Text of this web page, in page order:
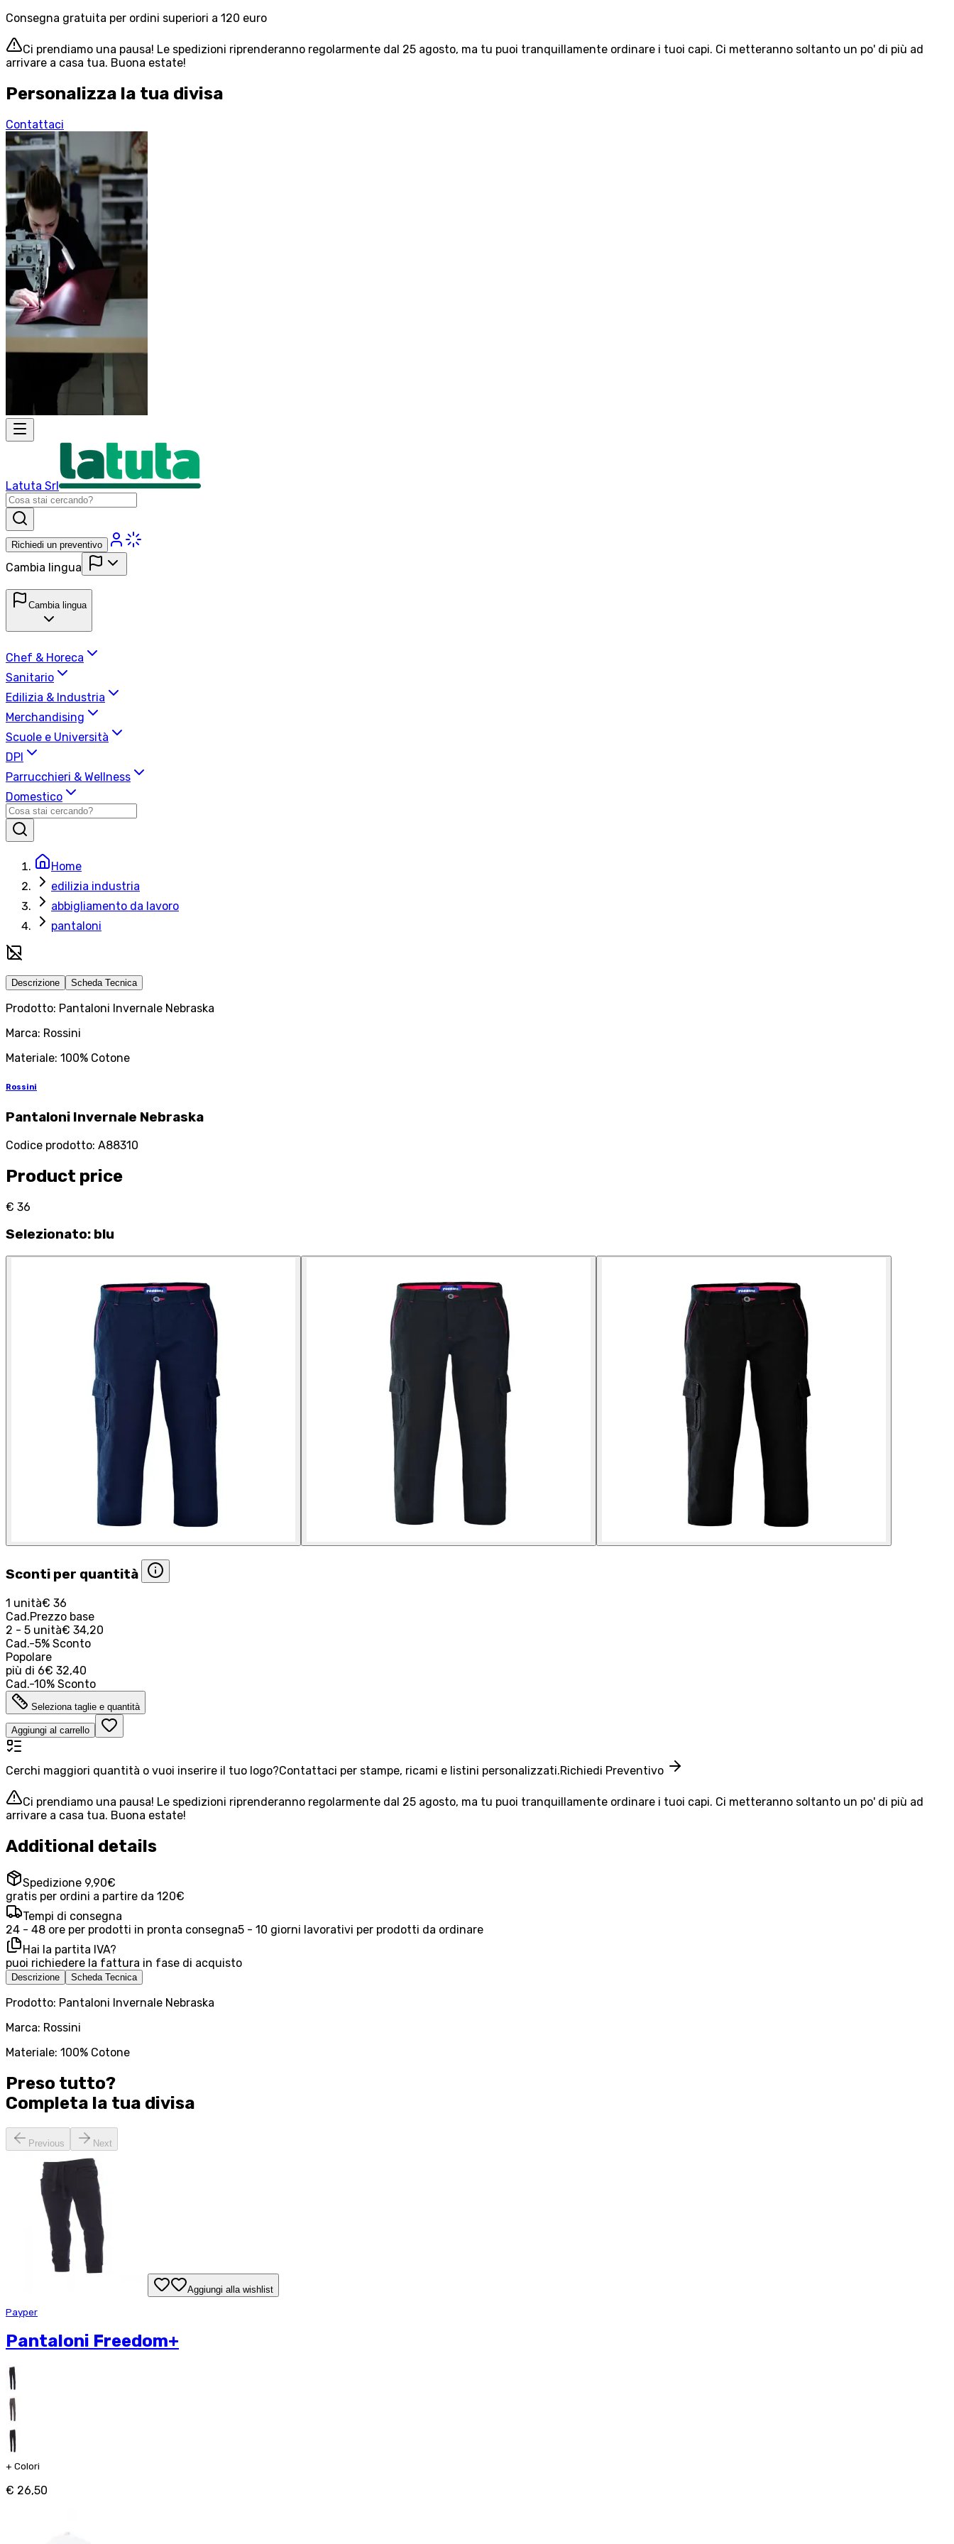
Consegna gratuita per ordini superiori a 120 euro
Ci prendiamo una pausa! Le spedizioni riprenderanno regolarmente dal 25 agosto, ma tu puoi tranquillamente ordinare i tuoi capi. Ci metteranno soltanto un po' di più ad
arrivare a casa tua. Buona estate!
Personalizza la tua divisa
Contattaci
Latuta Srl
Richiedi un preventivo
Cambia lingua
Cambia lingua
Chef & Horeca
Sanitario
Edilizia & Industria
Merchandising
Scuole e Università
DPI
Parrucchieri & Wellness
Domestico
Home
edilizia industria
abbigliamento da lavoro
pantaloni
Descrizione Scheda Tecnica
Prodotto: Pantaloni Invernale Nebraska
Marca: Rossini
Materiale: 100% Cotone
Rossini
Pantaloni Invernale Nebraska
Codice prodotto: A88310
Product price
€ 36
Selezionato: blu
Sconti per quantità
1 unità€ 36
Cad.Prezzo base
2 - 5 unità€ 34,20
Cad.-5% Sconto
Popolare
più di 6€ 32,40
Cad.-10% Sconto
Seleziona taglie e quantità
Aggiungi al carrello
Cerchi maggiori quantità o vuoi inserire il tuo logo?Contattaci per stampe, ricami e listini personalizzati.Richiedi Preventivo
Ci prendiamo una pausa! Le spedizioni riprenderanno regolarmente dal 25 agosto, ma tu puoi tranquillamente ordinare i tuoi capi. Ci metteranno soltanto un po' di più ad
arrivare a casa tua. Buona estate!
Additional details
Spedizione 9,90€
gratis per ordini a partire da 120€
Tempi di consegna
24 - 48 ore per prodotti in pronta consegna5 - 10 giorni lavorativi per prodotti da ordinare
Hai la partita IVA?
puoi richiedere la fattura in fase di acquisto
Descrizione Scheda Tecnica
Prodotto: Pantaloni Invernale Nebraska
Marca: Rossini
Materiale: 100% Cotone
Preso tutto?
Completa la tua divisa
Previous Next
Aggiungi alla wishlist
Payper
Pantaloni Freedom+
+ Colori
€ 26,50